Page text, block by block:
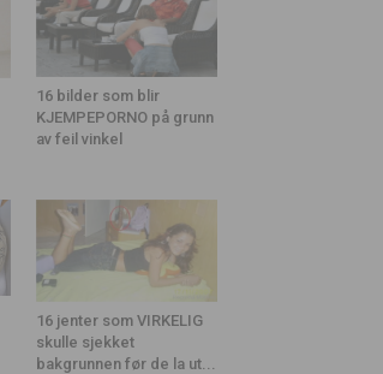
16 bilder som blir
KJEMPEPORNO på grunn
av feil vinkel
16 jenter som VIRKELIG
skulle sjekket
bakgrunnen før de la ut...